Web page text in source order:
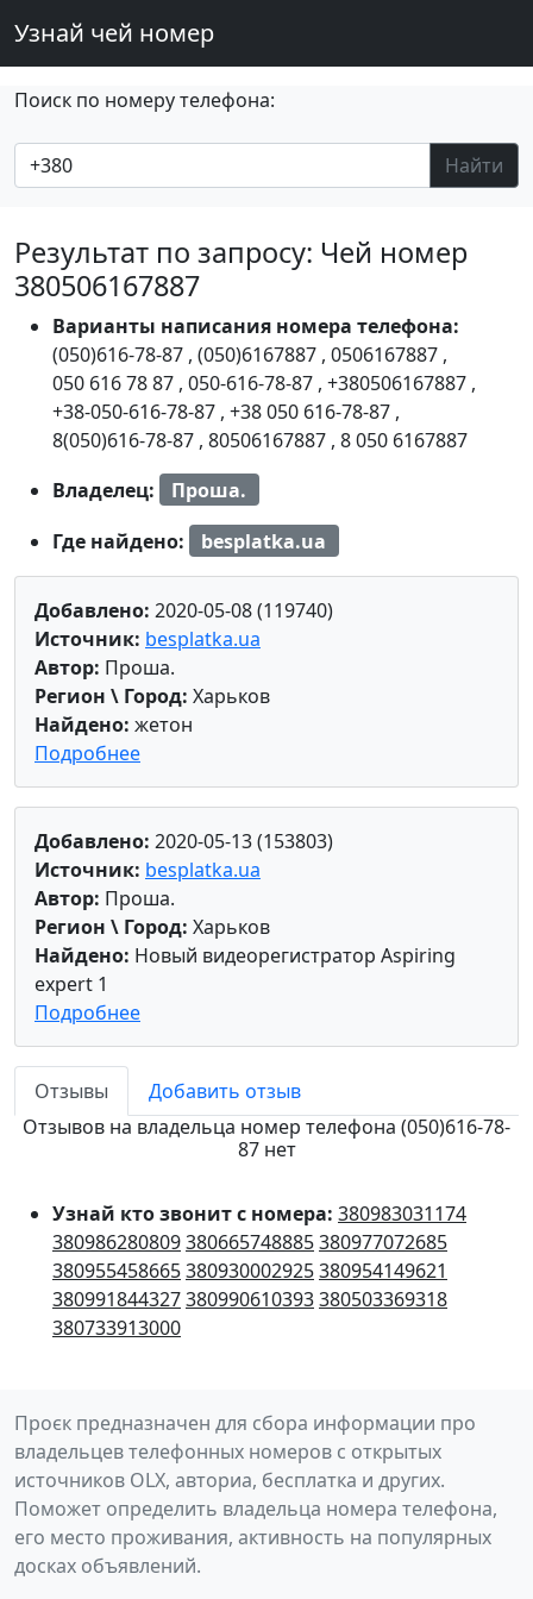
Узнай чей номер
Поиск по номеру телефона:
Найти
Результат по запросу: Чей номер
380506167887
Варианты написания номера телефона:
(050)616-78-87 , (050)6167887 , 0506167887 ,
050 616 78 87 , 050-616-78-87 , +380506167887 ,
+38-050-616-78-87 , +38 050 616-78-87 ,
8(050)616-78-87 , 80506167887 , 8 050 6167887
Владелец:
Проша.
Где найдено:
besplatka.ua
Добавлено: 2020-05-08 (119740)
Источник: besplatka.ua
Автор: Проша.
Регион \ Город: Харьков
Найдено: жетон
Подробнее
Добавлено: 2020-05-13 (153803)
Источник: besplatka.ua
Автор: Проша.
Регион \ Город: Харьков
Найдено: Новый видеорегистратор Аspiring
expert 1
Подробнее
Отзывы
Добавить отзыв
Отзывов на владельца номер телефона (050)616-78-
87 нет
Узнай кто звонит с номера: 380983031174
380986280809380665748885380977072685
380955458665380930002925380954149621
380991844327380990610393380503369318
380733913000
Проєк предназначен для сбора информации про
владельцев телефонных номеров с открытых
источников OLX, авториа, бесплатка и других.
Поможет определить владельца номера телефона,
его место проживания, активность на популярных
досках объявлений.